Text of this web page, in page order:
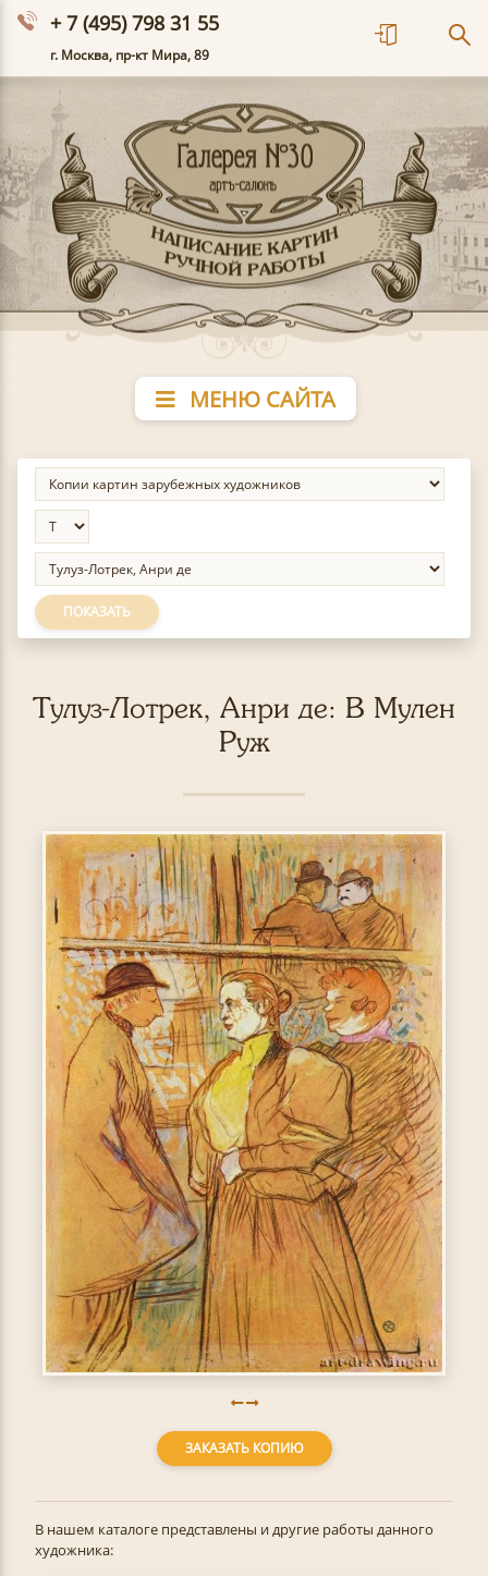
+ 7 (495) 798 31 55
г. Москва, пр-кт Мира, 89
МЕНЮ САЙТА
ПОКАЗАТЬ
Тулуз-Лотрек, Анри де: В Мулен
Руж
ЗАКАЗАТЬ КОПИЮ
В нашем каталоге представлены и другие работы данного
художника: